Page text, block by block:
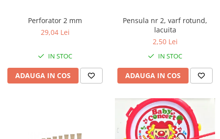
Perforator 2 mm
29,04 Lei
IN STOC
ADAUGA IN COS
Pensula nr 2, varf rotund,
lacuita
2,50 Lei
IN STOC
ADAUGA IN COS